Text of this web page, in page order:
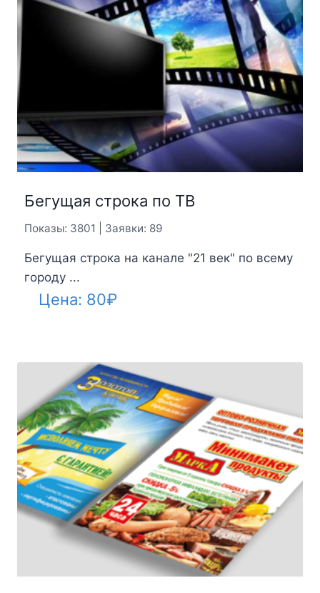
Бегущая строка по ТВ
Показы: 3801 | Заявки: 89
Бегущая строка на канале "21 век" по всему
городу ...
Цена: 80₽